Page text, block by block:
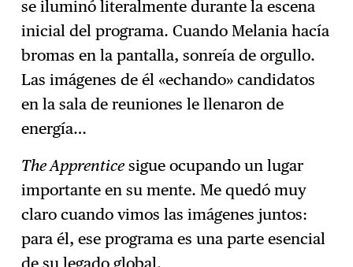
se iluminó literalmente durante la escena
inicial del programa. Cuando Melania hacía
bromas en la pantalla, sonreía de orgullo.
Las imágenes de él «echando» candidatos
en la sala de reuniones le llenaron de
energía…
The Apprenticesigue ocupando un lugar
importante en su mente. Me quedó muy
claro cuando vimos las imágenes juntos:
para él, ese programa es una parte esencial
de su legado global.